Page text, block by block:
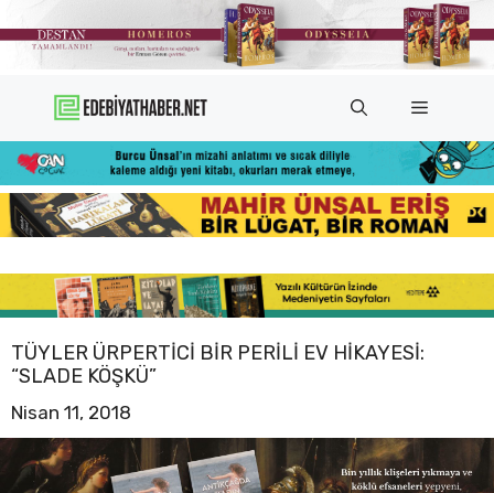
atla
Menü
TÜYLER ÜRPERTICI BIR PERILI EV HIKAYESI:
“SLADE KÖŞKÜ”
Nisan 11, 2018